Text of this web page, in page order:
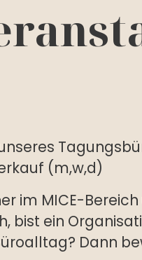
(m,w,d)
im MICE-
bist ein
Dann